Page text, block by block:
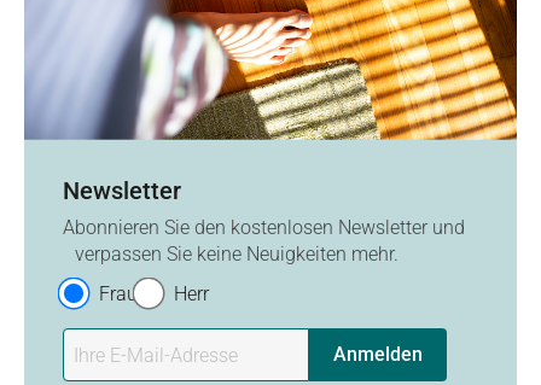
Newsletter
Abonnieren Sie den kostenlosen Newsletter und
verpassen Sie keine Neuigkeiten mehr.
Frau
Herr
Anmelden